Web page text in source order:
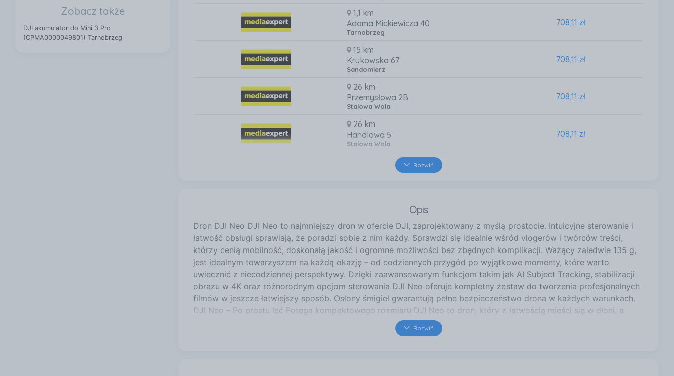
1,1 km
Adama Mickiewicza 40
Tarnobrzeg
708,11 zł
15 km
Krukowska 67
Sandomierz
708,11 zł
26 km
Przemysłowa 2B
Stalowa Wola
708,11 zł
26 km
Handlowa 5
Stalowa Wola
708,11 zł
Komisji Edukacji Narodowej 11
al. Jana Pawła II 18 E
27 km
Fryderyka Chopina 42
Stalowa Wola
708,11 zł
33 km
Czarnieckiego 8C
708,11 zł
33 km
Sandomierska 10
Rozwiń
Opis
Dron DJI Neo DJI Neo to najmniejszy dron w ofercie DJI, zaprojektowany z myślą prostocie. Intuicyjne sterowanie i
łatwość obsługi sprawiają, że poradzi sobie z nim każdy. Sprawdzi się idealnie wśród vlogerów i twórców treści,
którzy cenią mobilność, doskonałą jakość i ogromne możliwości bez zbędnych komplikacji. Ważący zaledwie 135 g,
jest idealnym towarzyszem na każdą okazję – od codziennych przygód po wyjątkowe momenty, które warto
uwiecznić z niecodziennej perspektywy. Dzięki zaawansowanym funkcjom takim jak AI Subject Tracking, stabilizacji
obrazu w 4K oraz różnorodnym opcjom sterowania DJI Neo oferuje kompletny zestaw do tworzenia profesjonalnych
filmów w jeszcze łatwiejszy sposób. Osłony śmigieł gwarantują pełne bezpieczeństwo drona w każdych warunkach.
DJI Neo – Po prostu leć Potęga kompaktowego rozmiaru DJI Neo to dron, który z łatwością mieści się w dłoni, a
jednocześnie posiada wszystkie funkcje, jakich potrzebujesz do tworzenia niesamowitych ujęć. Jego ultralekka
konstrukcja i innowacyjne funkcje sprawiają, że operowanie nim jest dziecinnie proste i nie wymaga kontrolera.
Rozwiń
Zobacz także
DJI akumulator do Mini 3 Pro
(CPMA0000049801) Tarnobrzeg